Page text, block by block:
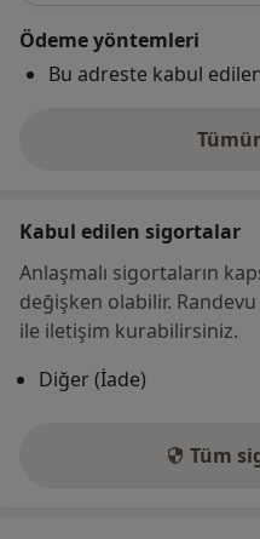
Ödeme yöntemleri
Bu adreste kabul
Kabul edilen sigortalar
Anlaşmalı sigortaların
değişken olabilir.
ile iletişim kurabilirsiniz.
Diğer (İade)
Tüm